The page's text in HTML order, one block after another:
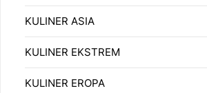
KULINER ASIA
KULINER EKSTREM
KULINER EROPA